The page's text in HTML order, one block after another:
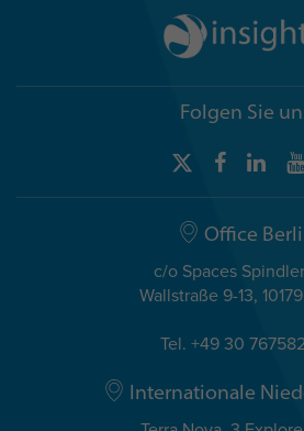
Folgen Sie
Office
c/o Spaces
Wallstraße 9-13,
Tel. +49 30
Internationale